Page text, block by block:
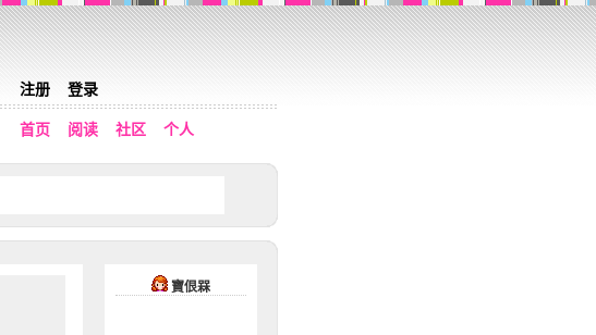
注册 登录
首页 阅读 社区 个人
寶佷槑